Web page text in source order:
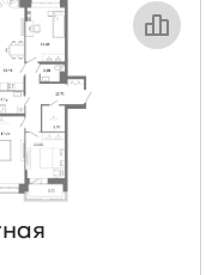
Объект месяца